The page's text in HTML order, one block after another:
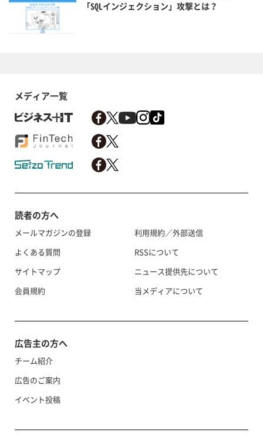
「SQLインジェクション」攻撃とは？
メディア一覧
読者の方へ
メールマガジンの登録
よくある質問
サイトマップ
会員規約
利用規約／外部送信
RSSについて
ニュース提供先について
当メディアについて
広告主の方へ
チーム紹介
広告のご案内
イベント投稿